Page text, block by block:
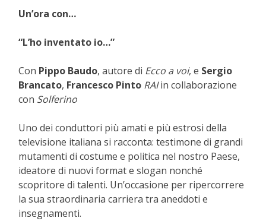
Un’ora con…
“L’ho inventato io…”
Con Pippo Baudo, autore di Ecco a voi, e Sergio
Brancato, Francesco Pinto RAIin collaborazione
con Solferino
Uno dei conduttori più amati e più estrosi della
televisione italiana si racconta: testimone di grandi
mutamenti di costume e politica nel nostro Paese,
ideatore di nuovi format e slogan nonché
scopritore di talenti. Un’occasione per ripercorrere
la sua straordinaria carriera tra aneddoti e
insegnamenti.